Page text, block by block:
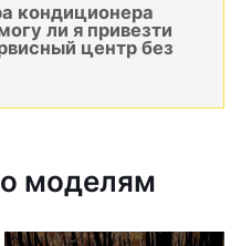
кондиционера
ли я привезти
центр без
моделям